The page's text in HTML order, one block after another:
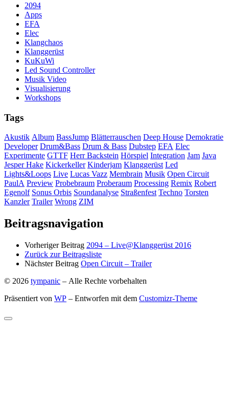
2094
Apps
EFA
Elec
Klangchaos
Klanggerüst
KuKuWi
Led Sound Controller
Musik Video
Visualisierung
Workshops
Tags
Akustik Album BassJump Blätterrauschen Deep House Demokratie
Developer Drum&Bass Drum & Bass Dubstep EFA Elec
Experimente GTTF Herr Backstein Hörspiel Integration Jam Java
Jesper Hake Kickerkeller Kinderjam Klanggerüst Led
Lights&Loops Live Lucas Vazz Membrain Musik Open Circuit
PaulA Preview Probebraum Proberaum Processing Remix Robert
Egenolf Sonus Orbis Soundanalyse Straßenfest Techno Torsten
Kanzler Trailer Wrong ZIM
Beitragsnavigation
Vorheriger Beitrag 2094 – Live@Klanggerüst 2016
Zurück zur Beitragsliste
Nächster Beitrag Open Circuit – Trailer
© 2026 tympanic – Alle Rechte vorbehalten
Präsentiert von WP – Entworfen mit dem Customizr-Theme